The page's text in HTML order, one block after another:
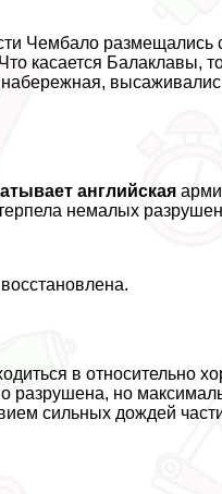
Чембало размещались
касается Балаклавы,
английская
немалых
в относительно
разрушена, но
сильных дождей